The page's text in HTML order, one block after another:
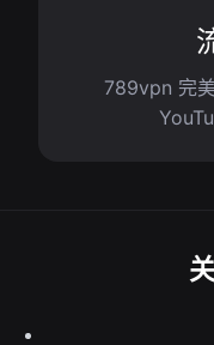
789vpn 完